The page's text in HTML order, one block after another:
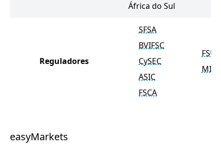
África do Sul
Reguladores
SFSA
BVIFSC
CySEC
ASIC
FSCA
FSU
MISA
easyMarkets